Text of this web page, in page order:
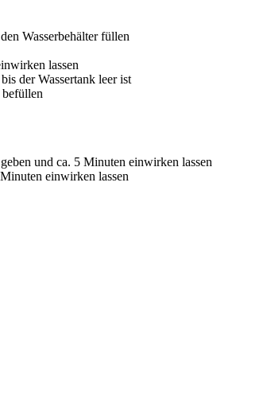
Wasserbehälter füllen
lassen
der Wassertank leer ist
befüllen
und ca. 5 Minuten einwirken lassen
einwirken lassen